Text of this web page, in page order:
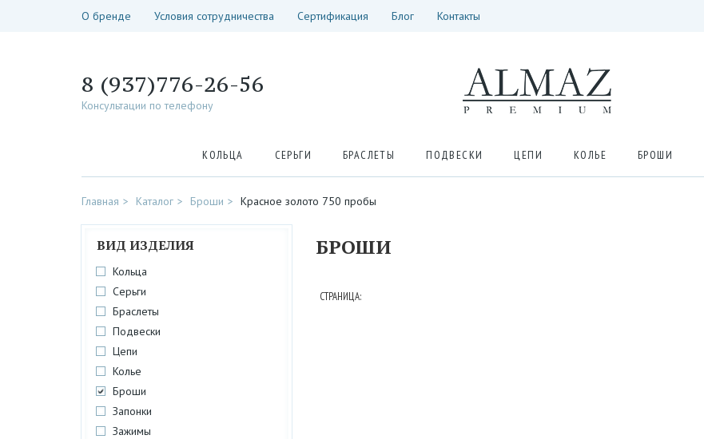
О бренде Условия сотрудничества Сертификация Блог Контакты
8 (937)776-26-56
Консультации по телефону
КОЛЬЦА СЕРЬГИ БРАСЛЕТЫ ПОДВЕСКИ ЦЕПИ КОЛЬЕ БРОШИ
Главная Каталог Броши Красное золото 750 пробы
ВИД ИЗДЕЛИЯ
Кольца
Серьги
Браслеты
Подвески
Цепи
Колье
Броши
Запонки
Зажимы
БРОШИ
СТРАНИЦА: